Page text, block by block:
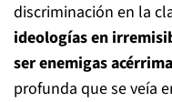
discriminación en la
ideologías en
ser enemigas
profunda que se veía